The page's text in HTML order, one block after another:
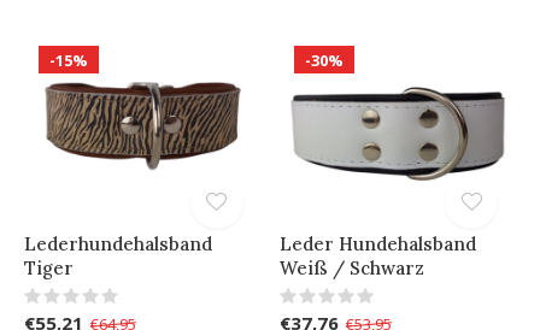
-15%
Lederhundehalsband
Tiger
€55,21 €64,95
-30%
Leder Hundehalsband
Weiß / Schwarz
€37,76 €53,95